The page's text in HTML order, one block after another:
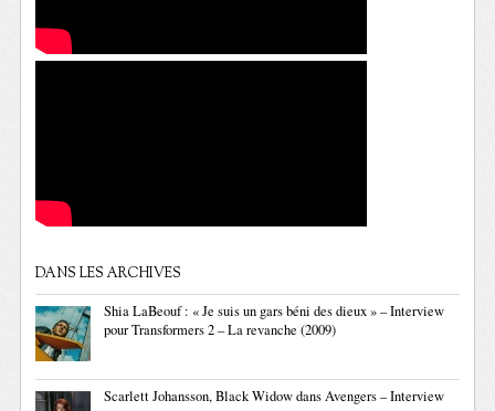
DANS LES ARCHIVES
Shia LaBeouf : « Je suis un gars béni des dieux » – Interview
pour Transformers 2 – La revanche (2009)
Scarlett Johansson, Black Widow dans Avengers – Interview